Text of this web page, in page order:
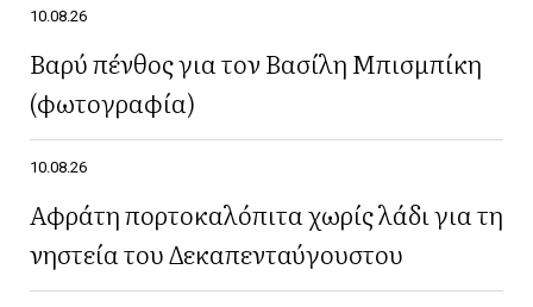
10.08.26
Βαρύ πένθος για τον Βασίλη Μπισμπίκη
(φωτογραφία)
10.08.26
Αφράτη πορτοκαλόπιτα χωρίς λάδι για τη
νηστεία του Δεκαπενταύγουστου